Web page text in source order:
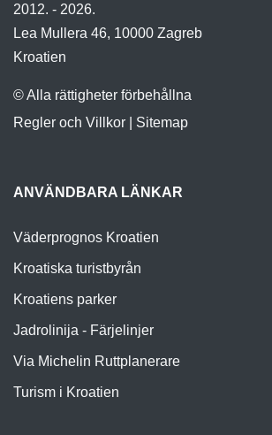
2012. - 2026.
Lea Mullera 46, 10000 Zagreb
Kroatien
© Alla rättigheter förbehållna
Regler och Villkor
Sitemap
ANVÄNDBARA LÄNKAR
Väderprognos Kroatien
Kroatiska turistbyrån
Kroatiens parker
Jadrolinija - Färjelinjer
Via Michelin Ruttplanerare
Turism i Kroatien